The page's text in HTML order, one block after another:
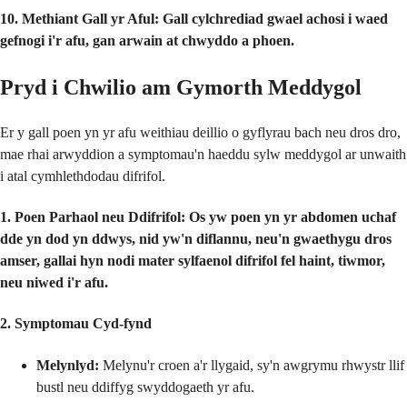
10. Methiant Gall yr Aful: Gall cylchrediad gwael achosi i waed
gefnogi i'r afu, gan arwain at chwyddo a phoen.
Pryd i Chwilio am Gymorth Meddygol
Er y gall poen yn yr afu weithiau deillio o gyflyrau bach neu dros dro,
mae rhai arwyddion a symptomau'n haeddu sylw meddygol ar unwaith
i atal cymhlethdodau difrifol.
1. Poen Parhaol neu Ddifrifol: Os yw poen yn yr abdomen uchaf
dde yn dod yn ddwys, nid yw'n diflannu, neu'n gwaethygu dros
amser, gallai hyn nodi mater sylfaenol difrifol fel haint, tiwmor,
neu niwed i'r afu.
2. Symptomau Cyd-fynd
Melynlyd: Melynu'r croen a'r llygaid, sy'n awgrymu rhwystr llif
bustl neu ddiffyg swyddogaeth yr afu.